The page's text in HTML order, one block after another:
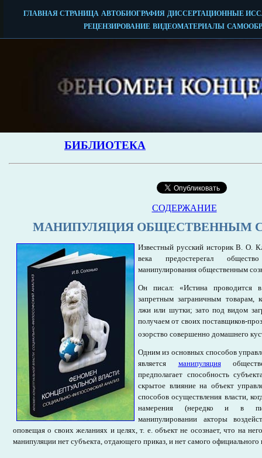
СОДЕРЖАНИЕ
МАНИПУЛЯЦИЯ ОБЩЕСТВЕННЫМ
Известный русский историк В. О.
века предостерегал
манипулирования общественным
Он писал: «Истина проводится
запретным заграничным товарам,
лжи или шутки; зато под видом
получаем от своих поставщиков-
озорство совершенно домашнего
Одним из основных способов
является манипуляция
предполагает способность
скрытое влияние на объект
способов осуществления власти,
намерения (нередко и в
манипулировании акторы
оповещая о своих желаниях и целях, т. е. объект не осознает, что на
манипуляции нет субъекта, отдающего приказ, и нет самого официального